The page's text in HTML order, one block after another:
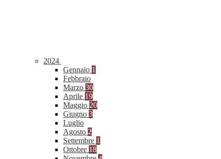
2024
Gennaio 1
Febbraio
Marzo 30
Aprile 19
Maggio 20
Giugno 3
Luglio
Agosto 2
Settembre 1
Ottobre 18